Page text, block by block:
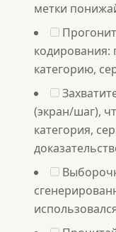
метки
категорию,
(экран/шаг),
категория,